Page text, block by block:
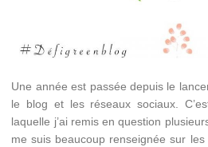
Une année est passée depuis le
le blog et les réseaux sociaux.
laquelle j’ai remis en question
me suis beaucoup renseignée sur